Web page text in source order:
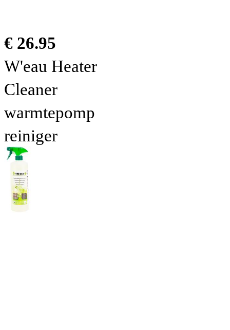
€ 26.95
W'eau Heater
Cleaner
warmtepomp
reiniger